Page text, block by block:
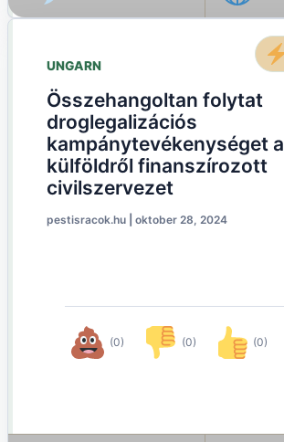
UNGARN
Összehangoltan folytat
droglegalizációs
kampánytevékenységet
külföldről finanszírozott
civilszervezet
pestisracok.hu oktober 28, 2024
(0) (0) (0)